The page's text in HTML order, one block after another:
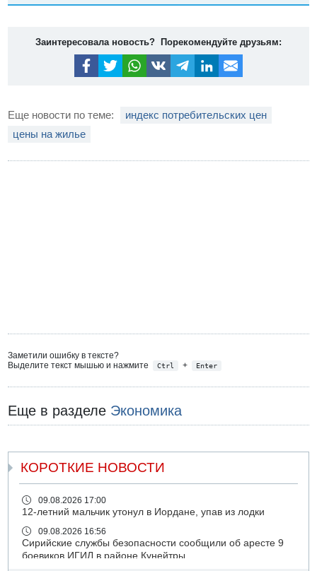
Заинтересовала новость? Порекомендуйте друзьям:
Еще новости по теме:
индекс потребительских цен
цены на жилье
Заметили ошибку в тексте?
Выделите текст мышью и нажмите
Ctrl + Enter
Еще в разделе Экономика
КОРОТКИЕ НОВОСТИ
09.08.2026 17:00
12-летний мальчик утонул в Иордане, упав из лодки
09.08.2026 16:56
Сирийские службы безопасности сообщили об аресте 9
боевиков ИГИЛ в районе Кунейтры